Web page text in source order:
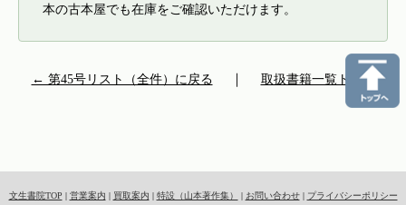
本の古本屋でも在庫をご確認いただけます。
← 第45号リスト（全件）に戻る 取扱書籍一覧トップ
文生書院TOP | 営業案内 | 買取案内 | 特設（山本著作集） | お問い合わせ| プライバシーポリシー